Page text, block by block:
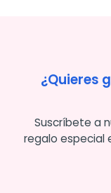
¿Quieres
Suscríbete a
regalo especial